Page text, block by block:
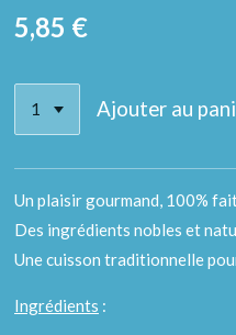
5,85 €
Ajouter au
Un plaisir gourmand, 100%
Des ingrédients nobles et
Une cuisson traditionnelle
Ingrédients :